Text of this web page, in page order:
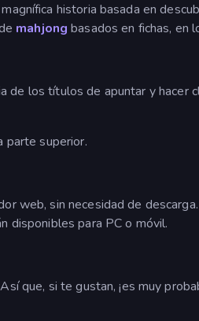
historia basada en
mahjong basados en fichas, en
de los títulos de apuntar y hacer
parte superior.
web, sin necesidad de
disponibles para PC o móvil.
que, si te gustan, ¡es muy